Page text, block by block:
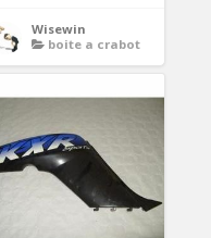
Wisewin
boite a crabot